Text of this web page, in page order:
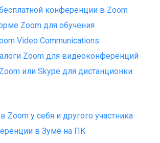
конференции в Zoom
Zoom для обучения
Video Communications
Zoom для видеоконференций
или Skype для дистанционки
у себя и другого участника
в Зуме на ПК